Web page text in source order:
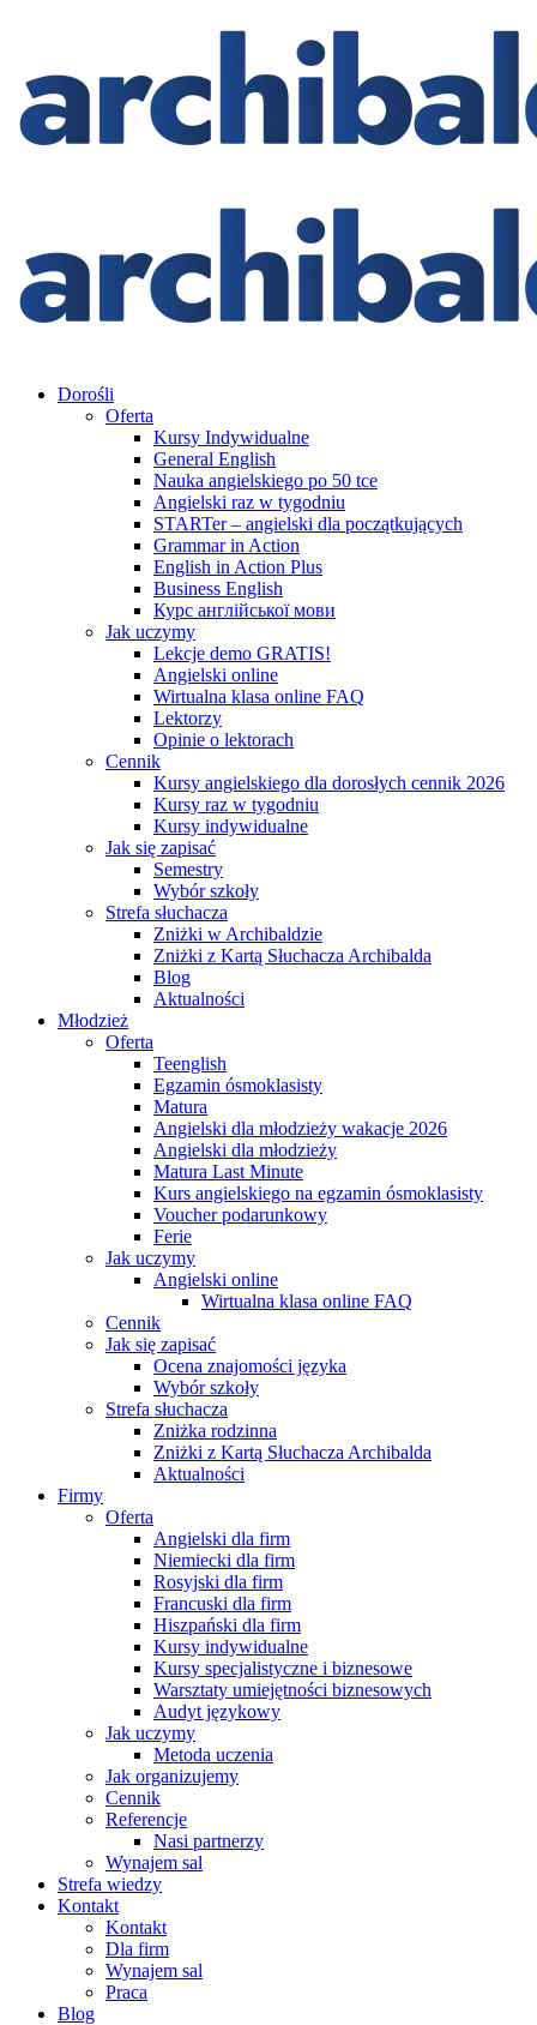
Dorośli
Oferta
Kursy Indywidualne
General English
Nauka angielskiego po 50 tce
Angielski raz w tygodniu
STARTer – angielski dla początkujących
Grammar in Action
English in Action Plus
Business English
Курс англійської мови
Jak uczymy
Lekcje demo GRATIS!
Angielski online
Wirtualna klasa online FAQ
Lektorzy
Opinie o lektorach
Cennik
Kursy angielskiego dla dorosłych cennik 2026
Kursy raz w tygodniu
Kursy indywidualne
Jak się zapisać
Semestry
Wybór szkoły
Strefa słuchacza
Zniżki w Archibaldzie
Zniżki z Kartą Słuchacza Archibalda
Blog
Aktualności
Młodzież
Oferta
Teenglish
Egzamin ósmoklasisty
Matura
Angielski dla młodzieży wakacje 2026
Angielski dla młodzieży
Matura Last Minute
Kurs angielskiego na egzamin ósmoklasisty
Voucher podarunkowy
Ferie
Jak uczymy
Angielski online
Wirtualna klasa online FAQ
Cennik
Jak się zapisać
Ocena znajomości języka
Wybór szkoły
Strefa słuchacza
Zniżka rodzinna
Zniżki z Kartą Słuchacza Archibalda
Aktualności
Firmy
Oferta
Angielski dla firm
Niemiecki dla firm
Rosyjski dla firm
Francuski dla firm
Hiszpański dla firm
Kursy indywidualne
Kursy specjalistyczne i biznesowe
Warsztaty umiejętności biznesowych
Audyt językowy
Jak uczymy
Metoda uczenia
Jak organizujemy
Cennik
Referencje
Nasi partnerzy
Wynajem sal
Strefa wiedzy
Kontakt
Kontakt
Dla firm
Wynajem sal
Praca
Blog